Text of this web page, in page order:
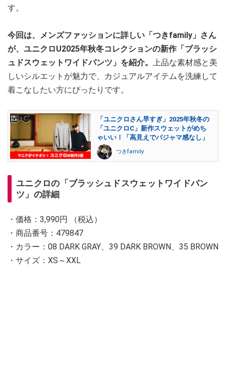
す。
今回は、メンズファッションに詳しい「つきfamily」さん
が、ユニクロU2025年秋冬コレクションの新作「ブラッシ
ュドスウェットワイドパンツ」を紹介。 上品な素材感と美
しいシルエットが魅力で、カジュアルアイテムを洗練して
着こなしたい方にぴったりです。
「ユニクロさん早すぎ」2025年秋冬の
「ユニクロC」新作スウェットがめち
ゃいい！「高見えでパジャマ感なし」
つきfamily
ユニクロの「ブラッシュドスウェットワイドパン
ツ」の詳細
・価格：3,990円 （税込）
・商品番号：479847
・カラー：08 DARK GRAY、39 DARK BROWN、35 BROWN
・サイズ：XS～XXL